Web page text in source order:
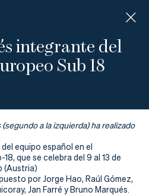
integrante del
Sub 18
a la izquierda) ha realizado
equipo español en el
que se celebra del 9 al 13 de
(Austria)
por Jorge Hao, Raúl Gómez,
Jan Farré y Bruno Marqués.